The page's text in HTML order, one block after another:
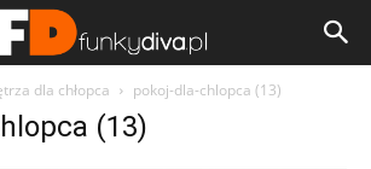
dla chłopca pokoj-dla-chlopca (13)
(13)